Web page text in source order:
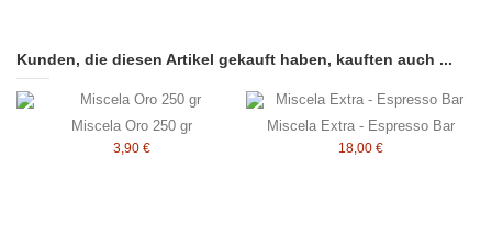
Kunden, die diesen Artikel gekauft haben, kauften auch ...
Miscela Oro 250 gr
3,90 €
Miscela Extra - Espresso Bar
18,00 €